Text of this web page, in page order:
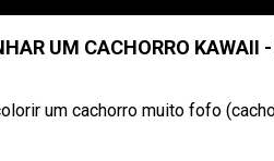
UM CACHORRO KAWAII
um cachorro muito fofo